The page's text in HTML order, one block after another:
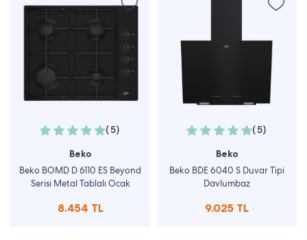
(5)
Beko
Beko BOMD D 6110 ES Beyond
Serisi Metal Tablalı Ocak
8.454 TL
(5)
Beko
Beko BDE 6040 S Duvar Tipi
Davlumbaz
9.025 TL